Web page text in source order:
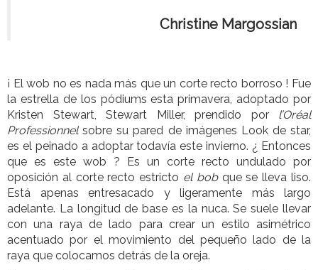
Christine Margossian
¡ El wob no es nada más que un corte recto borroso ! Fue
la estrella de los pódiums esta primavera, adoptado por
Kristen Stewart, Stewart Miller, prendido por l’Oréal
Professionnelsobre su pared de imágenes Look de star,
es el peinado a adoptar todavía este invierno. ¿ Entonces
que es este wob ? Es un corte recto undulado por
oposición al corte recto estricto el bobque se lleva liso.
Está apenas entresacado y ligeramente más largo
adelante. La longitud de base es la nuca. Se suele llevar
con una raya de lado para crear un estilo asimétrico
acentuado por el movimiento del pequeño lado de la
raya que colocamos detrás de la oreja.